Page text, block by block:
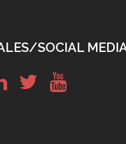
SOCIAL